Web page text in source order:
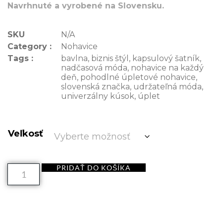
Navrhnuté a vyrobené na Slovensku.
SKU
N/A
Category :
Nohavice
Tags :
bavlna, biznis štýl , kapsulový šatník,
nadčasová móda, nohavice na každý
deň, pohodlné úpletové nohavice,
slovenská značka, udržateľná móda,
univerzálny kúsok, úplet
Veľkosť
PRIDAŤ DO KOŠÍKA